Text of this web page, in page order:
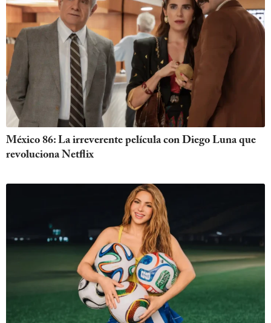
México 86: La irreverente película con Diego Luna que
revoluciona Netflix